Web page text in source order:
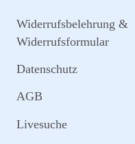
Widerrufsbelehrung &
Widerrufsformular
Datenschutz
AGB
Livesuche